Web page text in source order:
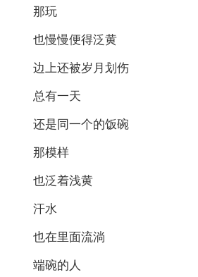
那玩
也慢慢便得泛黄
边上还被岁月划伤
总有一天
还是同一个的饭碗
那模样
也泛着浅黄
汗水
也在里面流淌
端碗的人